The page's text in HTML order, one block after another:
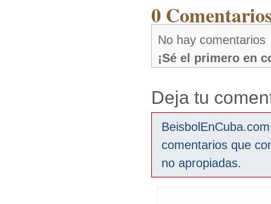
0
No hay comentarios
¡Sé el primero en
Deja tu
comentarios que
no apropiadas.